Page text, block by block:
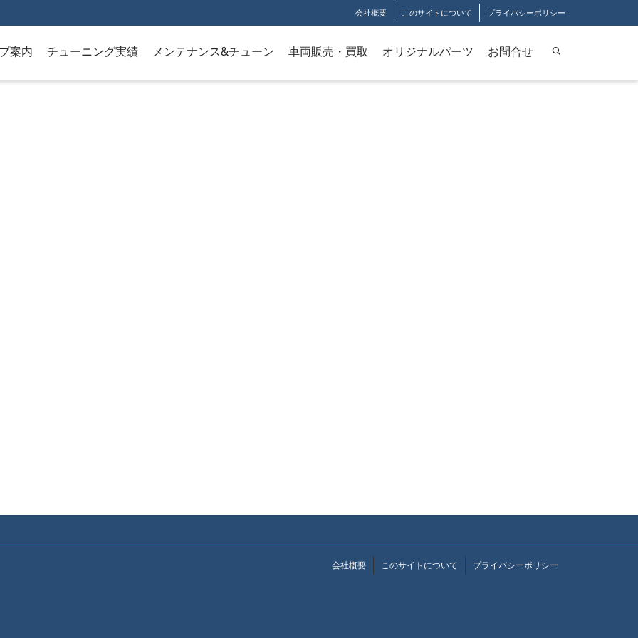
会社概要 このサイトについて プライバシーポリシー
案内 チューニング実績 メンテナンス&チューン 車両販売・買取 オリジナルパーツ お問合せ
会社概要 このサイトについて プライバシーポリシー